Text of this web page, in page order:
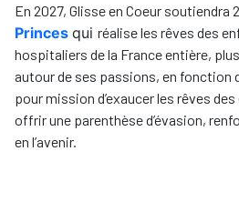
En 2027, Glisse en Coeur
Princes qui réalise les rêves des
hospitaliers de la France entière,
autour de ses passions, en fonction
pour mission d’exaucer les rêves
offrir une parenthèse d’évasion,
en l’avenir.